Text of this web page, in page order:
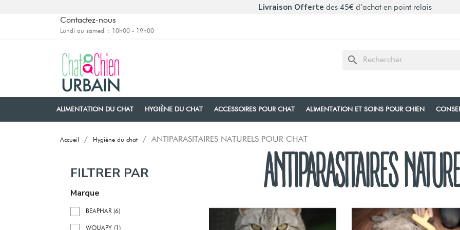
Livraison Offerte des 45€ d’achat en point relais
Contactez-nous
Lundi au samedi : 10h00 - 19h00
search
ALIMENTATION DU CHAT HYGIÈNE DU CHAT ACCESSOIRES POUR CHAT ALIMENTATION ET SOINS POUR CHIEN
Accueil Hygiène du chat ANTIPARASITAIRES NATURELS POUR CHAT
FILTRER PAR
Marque
BEAPHAR (6)
WOUAPY (1)
ANTIPARASITAIRES